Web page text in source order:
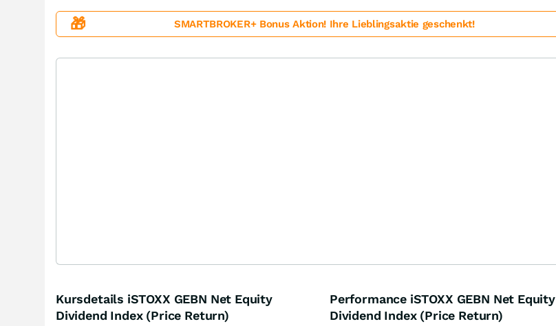
🎁 SMARTBROKER+ Bonus Aktion! Ihre Lieblingsaktie geschenkt!
Kursdetails iSTOXX GEBN Net Equity
Dividend Index (Price Return)
Performance iSTOXX GEBN Net Equity
Dividend Index (Price Return)